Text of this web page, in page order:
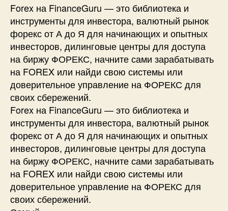
Forex на FinanceGuru — это библиотека и
инструменты для инвестора, валютный рынок
форекс от А до Я для начинающих и опытных
инвесторов, дилинговые центры для доступа
на биржу ФОРЕКС, начните сами зарабатывать
на FOREX или найди свою системы или
доверительное управление на ФОРЕКС для
своих сбережений.
Forex на FinanceGuru — это библиотека и
инструменты для инвестора, валютный рынок
форекс от А до Я для начинающих и опытных
инвесторов, дилинговые центры для доступа
на биржу ФОРЕКС, начните сами зарабатывать
на FOREX или найди свою системы или
доверительное управление на ФОРЕКС для
своих сбережений.